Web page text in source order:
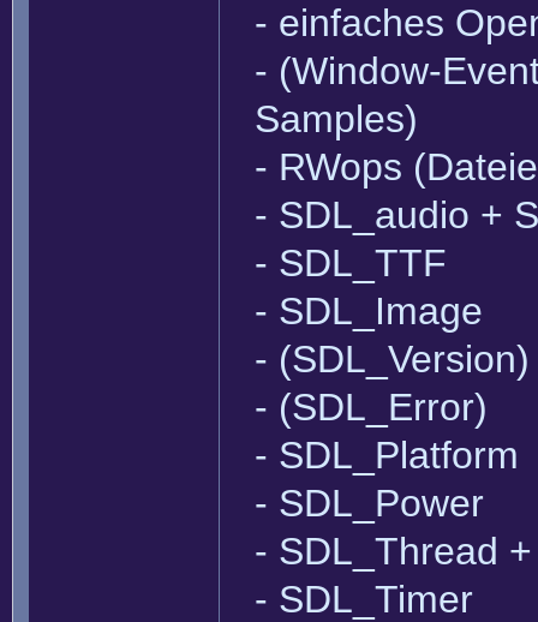
- einfaches
- (Window-
Samples)
- RWops
- SDL_audio +
- SDL_TTF
- SDL_Image
- (SDL_Version)
- (SDL_Error)
- SDL_Platform
- SDL_Power
- SDL_Thread
- SDL_Timer